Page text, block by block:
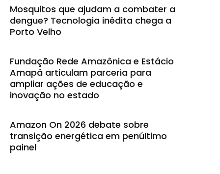
Mosquitos que ajudam a combater a
dengue? Tecnologia inédita chega a
Porto Velho
Fundação Rede Amazônica e Estácio
Amapá articulam parceria para
ampliar ações de educação e
inovação no estado
Amazon On 2026 debate sobre
transição energética em penúltimo
painel